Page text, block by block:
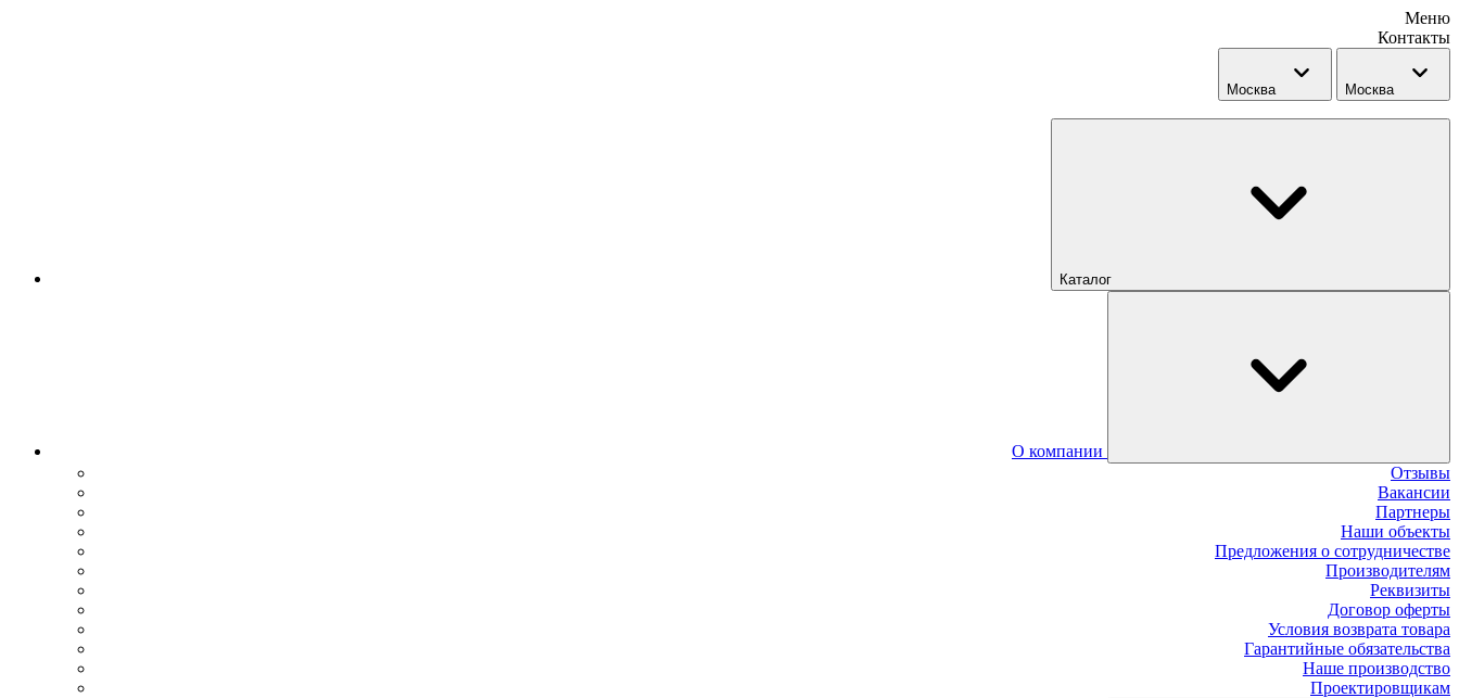
Меню
Контакты
Москва Москва
Каталог
О компании
Отзывы
Вакансии
Партнеры
Наши объекты
Предложения о сотрудничестве
Производителям
Реквизиты
Договор оферты
Условия возврата товара
Гарантийные обязательства
Наше производство
Проектировщикам